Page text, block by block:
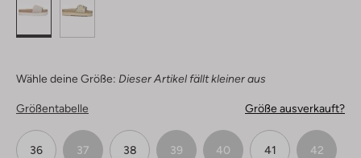
Wähle deine Größe: Dieser Artikel fällt kleiner aus
Größentabelle Größe ausverkauft?
36 37 38 39 40 41 42